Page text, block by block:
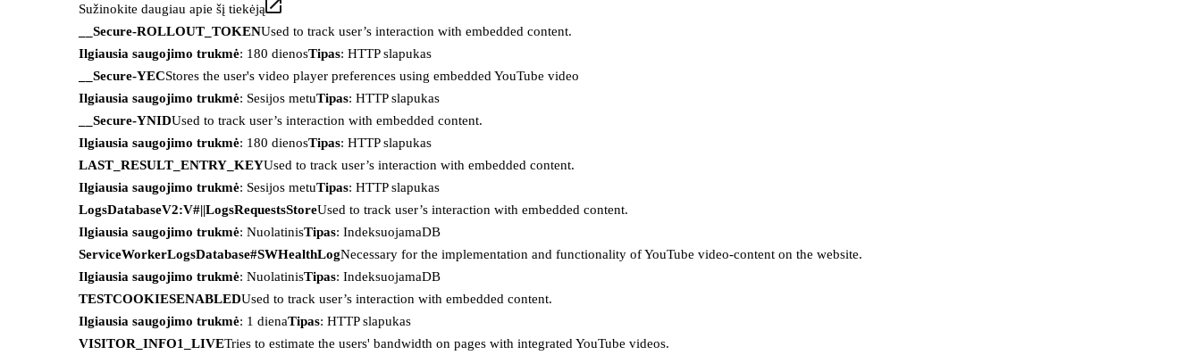
Sužinokite daugiau apie šį tiekėją
__Secure-ROLLOUT_TOKENUsed to track user’s interaction with embedded content.
Ilgiausia saugojimo trukmė: 180 dienosTipas: HTTP slapukas
__Secure-YECStores the user's video player preferences using embedded YouTube video
Ilgiausia saugojimo trukmė: Sesijos metuTipas: HTTP slapukas
__Secure-YNIDUsed to track user’s interaction with embedded content.
Ilgiausia saugojimo trukmė: 180 dienosTipas: HTTP slapukas
LAST_RESULT_ENTRY_KEYUsed to track user’s interaction with embedded content.
Ilgiausia saugojimo trukmė: Sesijos metuTipas: HTTP slapukas
LogsDatabaseV2:V#||LogsRequestsStoreUsed to track user’s interaction with embedded content.
Ilgiausia saugojimo trukmė: NuolatinisTipas: IndeksuojamaDB
ServiceWorkerLogsDatabase#SWHealthLogNecessary for the implementation and functionality of YouTube video-content on the website.
Ilgiausia saugojimo trukmė: NuolatinisTipas: IndeksuojamaDB
TESTCOOKIESENABLEDUsed to track user’s interaction with embedded content.
Ilgiausia saugojimo trukmė: 1 dienaTipas: HTTP slapukas
VISITOR_INFO1_LIVETries to estimate the users' bandwidth on pages with integrated YouTube videos.